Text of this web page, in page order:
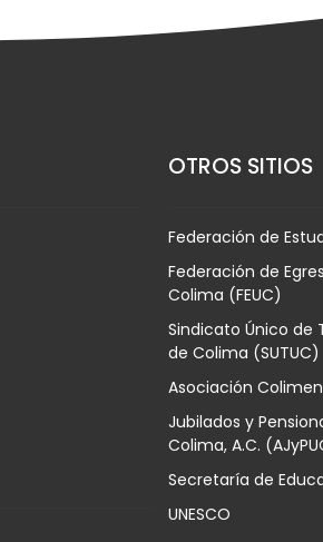
OTROS SITIOS
Federación de
Federación de
Colima (FEUC)
Sindicato Único de
de Colima (SUTUC)
Asociación
Jubilados y
Colima, A.C.
Secretaría de
UNESCO